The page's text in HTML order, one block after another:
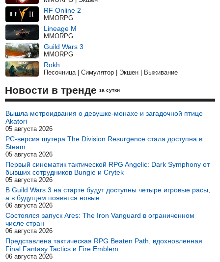
RF Online 2
MMORPG
Lineage M
MMORPG
Guild Wars 3
MMORPG
Rokh
Песочница | Симулятор | Экшен | Выживание
Новости в тренде за сутки
Вышла метроидвания о девушке-монахе и загадочной птице
Akatori
05 августа 2026
PC-версия шутера The Division Resurgence стала доступна в
Steam
05 августа 2026
Первый синематик тактической RPG Angelic: Dark Symphony от
бывших сотрудников Bungie и Crytek
05 августа 2026
В Guild Wars 3 на старте будут доступны четыре игровые расы,
а в будущем появятся новые
06 августа 2026
Состоялся запуск Ares: The Iron Vanguard в ограниченном
числе стран
06 августа 2026
Представлена тактическая RPG Beaten Path, вдохновленная
Final Fantasy Tactics и Fire Emblem
06 августа 2026